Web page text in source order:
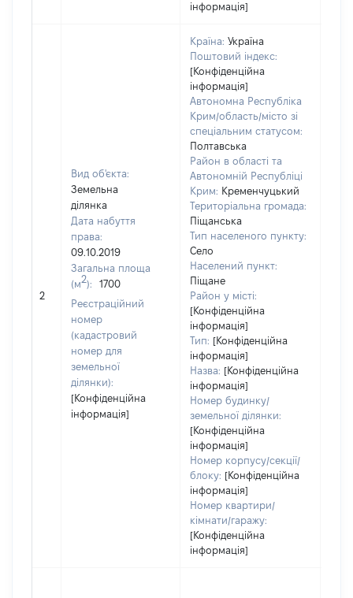
інформація]
2
Вид об'єкта:
Земельна
ділянка
Дата набуття
права:
09.10.2019
Загальна площа
(м2):
1700
Реєстраційний
номер
(кадастровий
номер для
земельної
ділянки):
[Конфіденційна
інформація]
Країна: Україна
Поштовий індекс:
[Конфіденційна
інформація]
Автономна Республіка
Крим/область/місто зі
спеціальним статусом:
Полтавська
Район в області та
Автономній Республіці
Крим: Кременчуцький
Територіальна громада:
Піщанська
Тип населеного пункту:
Село
Населений пункт:
Піщане
Район у місті:
[Конфіденційна
інформація]
Тип: [Конфіденційна
інформація]
Назва: [Конфіденційна
інформація]
Номер будинку/
земельної ділянки:
[Конфіденційна
інформація]
Номер корпусу/секції/
блоку: [Конфіденційна
інформація]
Номер квартири/
кімнати/гаражу:
[Конфіденційна
інформація]